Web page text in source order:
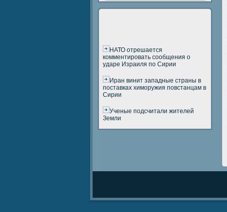
НАТО отрешается
комментировать сообщения о
ударе Израиля по Сирии
Иран винит западные страны в
поставках химоружия повстанцам в
Сирии
Ученые подсчитали жителей
Земли